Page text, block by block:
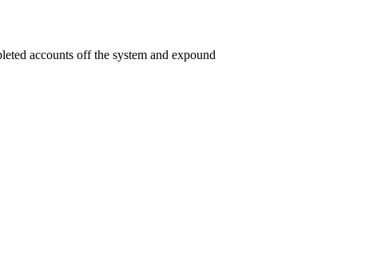
accounts off the system and expound